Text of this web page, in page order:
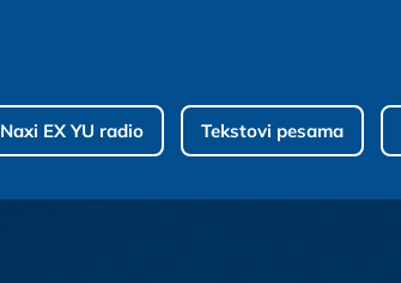
Naxi EX YU radio Tekstovi pesama